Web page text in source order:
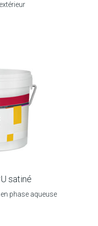
satiné
phase aqueuse